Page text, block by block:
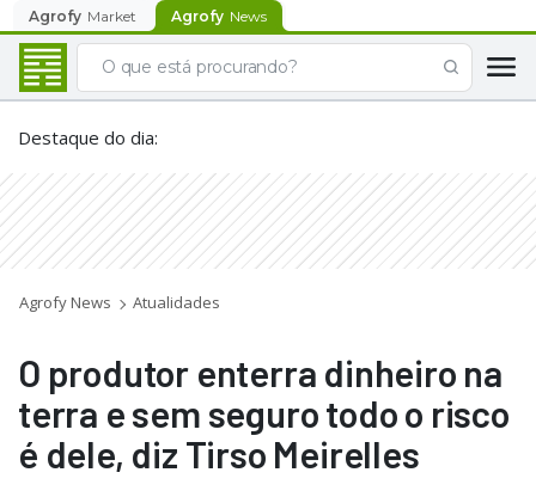
Agrofy Market Agrofy News
Destaque do dia:
Agrofy News Atualidades
O produtor enterra dinheiro na
terra e sem seguro todo o risco
é dele, diz Tirso Meirelles